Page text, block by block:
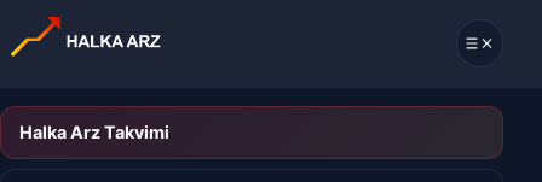
Halka Arz Takvimi